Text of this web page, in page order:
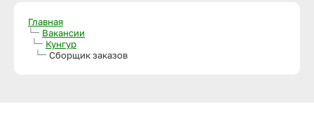
Главная
Вакансии
Кунгур
Сборщик заказов